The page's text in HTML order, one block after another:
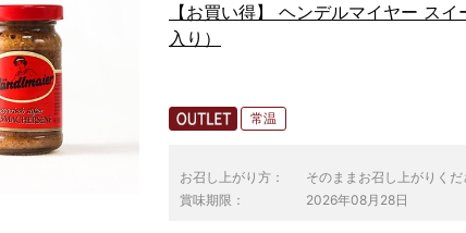
【お買い得】 ヘンデルマイヤー ス
入り）
常温
お召し上がり方：
そのままお召し上がりくだ
賞味期限：
2026年08月28日